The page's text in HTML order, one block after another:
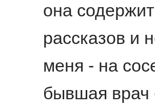
она
рассказов и
меня - на
бывшая врач